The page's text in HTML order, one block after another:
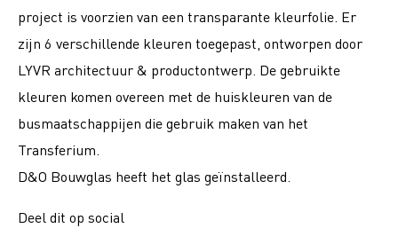
project is voorzien van een transparante kleurfolie. Er
zijn 6 verschillende kleuren toegepast, ontworpen door
LYVR architectuur & productontwerp. De gebruikte
kleuren komen overeen met de huiskleuren van de
busmaatschappijen die gebruik maken van het
Transferium.
D&O Bouwglas heeft het glas geïnstalleerd.
Deel dit op social